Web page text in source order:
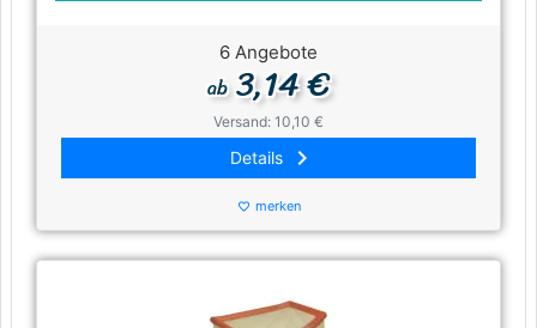
6 Angebote
ab3,14 €
Versand: 10,10 €
Details keyboard_arrow_right
favorite_border merken